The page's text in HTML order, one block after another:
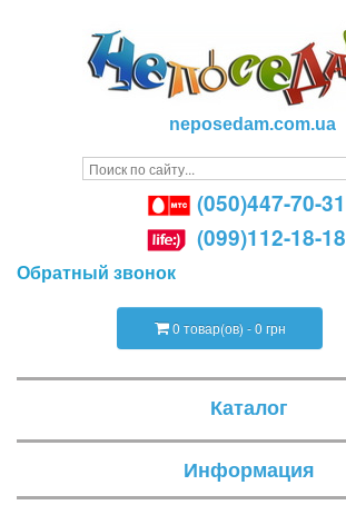
neposedam.com.ua
(050)447-70-31
(099)112-18-18
Обратный звонок
0 товар(ов) - 0 грн
Каталог
Информация